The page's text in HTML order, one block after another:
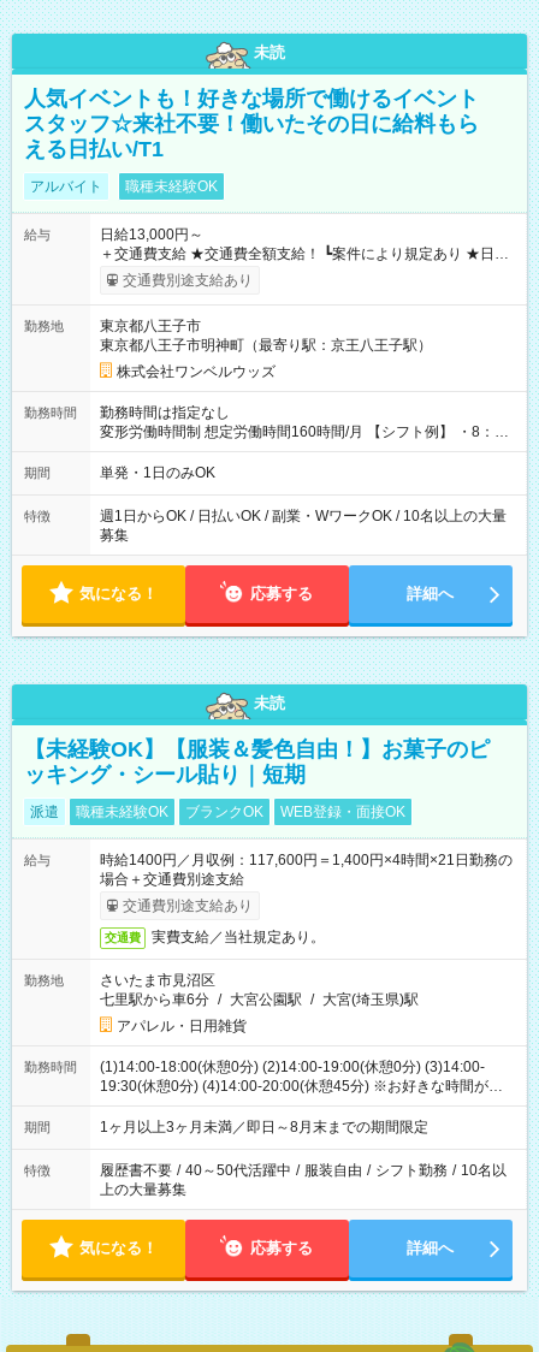
未読
人気イベントも！好きな場所で働けるイベント
スタッフ☆来社不要！働いたその日に給料もら
える日払い/T1
アルバイト 職種未経験OK
給与
日給13,000円～
＋交通費支給 ★交通費全額支給！ ┗案件により規定あり ★日払
いOK！（規定あり） ┗働いたその日に現金GET♪ お仕事後はコ
ンビニATMから 日払い分を引き落とせます！ 【試用期間】試
交通費別途支給あり
勤務地
東京都八王子市
東京都八王子市明神町（最寄り駅：京王八王子駅）
株式会社ワンベルウッズ
勤務時間
勤務時間は指定なし
変形労働時間制 想定労働時間160時間/月 【シフト例】 ・8：00
～21：00
期間 単発・1日のみOK
特徴
週1日からOK / 日払いOK / 副業・WワークOK / 10名以上の大量
募集
気になる！ 応募する 詳細へ
未読
【未経験OK】【服装＆髪色自由！】お菓子のピ
ッキング・シール貼り｜短期
派遣 職種未経験OK ブランクOK WEB登録・面接OK
給与
時給1400円／月収例：117,600円＝1,400円×4時間×21日勤務の
場合＋交通費別途支給
交通費別途支給あり
交通費 実費支給／当社規定あり。
勤務地
さいたま市見沼区
七里駅から車6分 / 大宮公園駅 / 大宮(埼玉県)駅
アパレル・日用雑貨
勤務時間
(1)14:00-18:00(休憩0分) (2)14:00-19:00(休憩0分) (3)14:00-
19:30(休憩0分) (4)14:00-20:00(休憩45分) ※お好きな時間が選べ
ます
期間 1ヶ月以上3ヶ月未満／即日～8月末までの期間限定
特徴 履歴書不要 / 40～50代活躍中 / 服装自由 / シフト勤務 / 10名以
上の大量募集
気になる！ 応募する 詳細へ